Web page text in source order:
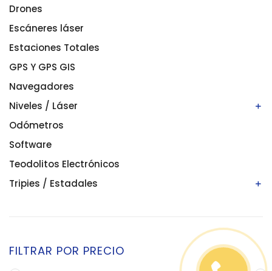
Drones
Escáneres láser
Estaciones Totales
GPS Y GPS GIS
Navegadores
Niveles / Láser
Niveles automáticos
Niveles digitales/electrónicos
Niveles láser
Odómetros
Software
Teodolitos Electrónicos
Tripies / Estadales
FILTRAR POR PRECIO